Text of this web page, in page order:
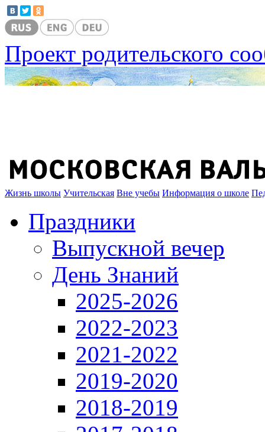
Проект родительского
Жизнь школы Учительская Вне учебы Информация о школе
Праздники
Выпускной вечер
День Знаний
2025-2026
2022-2023
2021-2022
2019-2020
2018-2019